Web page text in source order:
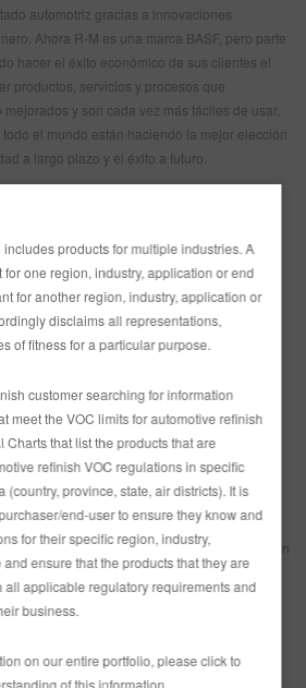
automotriz gracias a innovaciones
Ahora R-M es una marca BASF, pero parte
hacer el éxito económico de sus clientes el
productos, servicios y procesos que
y son cada vez más fáciles de usar,
el mundo están haciendo la mejor elección
a largo plazo y el éxito a futuro.
los acontecimientos importantes en la
es: “Ser exitoso significa ser innovador.”
la marca siempre ha hecho una
el desarrollo del sector automotriz.
de R-M “Ser exitoso significa ser
en Detroit, el lugar donde nació R-M, con un
la marca que fue proyectado en el stand de
del Auto de Norteamérica (NAIAS). En
dónde R-M construyó su primera planta
muestra la forma en la que se han
experiencia en color de R-M. Exposiciones
historia de la marca están siendo exhibidas en
Centro Internacional de Competencia de
el desarrollo digital en los cursos de
joven con el Concurso de Mejor Pintor R-
includes products for multiple industries. A
one region, industry, application or end
for another region, industry, application or
disclaims all representations,
of fitness for a particular purpose.
customer searching for information
meet the VOC limits for automotive refinish
Charts that list the products that are
refinish VOC regulations in specific
(country, province, state, air districts). It is
end-user to ensure they know and
for their specific region, industry,
ensure that the products that they are
all applicable regulatory requirements and
business.
on our entire portfolio, please click to
of this information.